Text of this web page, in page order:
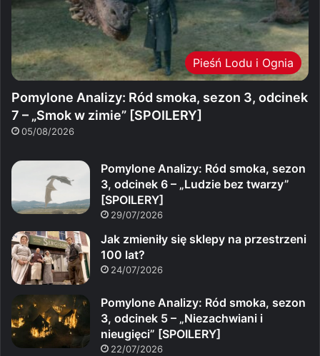
Pieśń Lodu i Ognia
Pomylone Analizy: Ród smoka, sezon 3, odcinek
7 – „Smok w zimie” [SPOILERY]
05/08/2026
Pomylone Analizy: Ród smoka, sezon
3, odcinek 6 – „Ludzie bez twarzy”
[SPOILERY]
29/07/2026
Jak zmieniły się sklepy na przestrzeni
100 lat?
24/07/2026
Pomylone Analizy: Ród smoka, sezon
3, odcinek 5 – „Niezachwiani i
nieugięci” [SPOILERY]
22/07/2026